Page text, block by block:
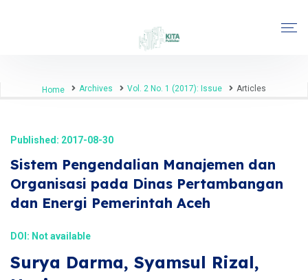
Home Archives Vol. 2 No. 1 (2017): Issue Articles
Published: 2017-08-30
Sistem Pengendalian Manajemen dan
Organisasi pada Dinas Pertambangan
dan Energi Pemerintah Aceh
DOI: Not available
Surya Darma, Syamsul Rizal,